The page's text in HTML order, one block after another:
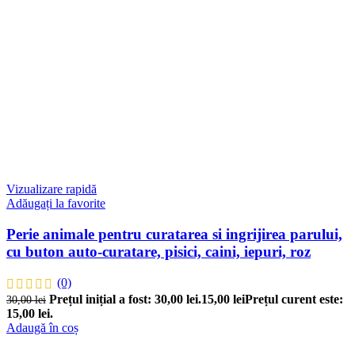
Vizualizare rapidă
Adăugați la favorite
Perie animale pentru curatarea si ingrijirea parului,
cu buton auto-curatare, pisici, caini, iepuri, roz
(0)
30,00lei Prețul inițial a fost: 30,00 lei.15,00 leiPrețul curent este:
15,00 lei.
Adaugă în coș